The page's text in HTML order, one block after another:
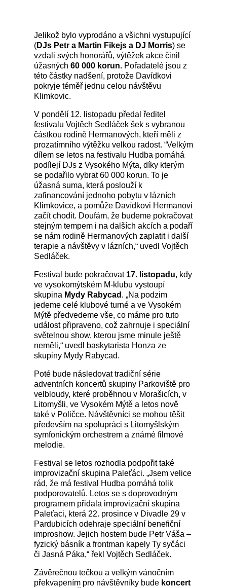
Jelikož bylo vyprodáno a všichni vystupující
(DJs Petr a Martin Fikejs a DJ Morris) se
vzdali svých honorářů, výtěžek akce činil
úžasných 60 000 korun.Pořadatelé jsou z
této částky nadšení, protože Davídkovi
pokryje téměř jednu celou návštěvu
Klimkovic.
V pondělí 12. listopadu předal ředitel
festivalu Vojtěch Sedláček šek s vybranou
částkou rodině Hermanových, kteří měli z
prozatímního výtěžku velkou radost. “Velkým
dílem se letos na festivalu Hudba pomáhá
podílejí DJs z Vysokého Mýta, díky kterým
se podařilo vybrat 60 000 korun. To je
úžasná suma, která poslouží k
zafinancování jednoho pobytu v lázních
Klimkovice, a pomůže Davídkovi Hermanovi
začít chodit. Doufám, že budeme pokračovat
stejným tempem i na dalších akcích a podaří
se nám rodině Hermanových zaplatit i další
terapie a návštěvy v lázních,“ uvedl Vojtěch
Sedláček.
Festival bude pokračovat 17. listopadu, kdy
ve vysokomýtském M-klubu vystoupí
skupina Mydy Rabycad . „Na podzim
jedeme celé klubové turné a ve Vysokém
Mýtě předvedeme vše, co máme pro tuto
událost připraveno, což zahrnuje i speciální
světelnou show, kterou jsme minule ještě
neměli,“ uvedl baskytarista Honza ze
skupiny Mydy Rabycad.
Poté bude následovat tradiční série
adventních koncertů skupiny Parkoviště pro
velbloudy, které proběhnou v Morašicích, v
Litomyšli, ve Vysokém Mýtě a letos nově
také v Poličce. Návštěvníci se mohou těšit
především na spolupráci s Litomyšlským
symfonickým orchestrem a známé filmové
melodie.
Festival se letos rozhodla podpořit také
improvizační skupina Paleťáci. „Jsem velice
rád, že má festival Hudba pomáhá tolik
podporovatelů. Letos se s doprovodným
programem přidala improvizační skupina
Paleťaci, která 22. prosince v Divadle 29 v
Pardubicích odehraje speciální benefiční
improshow. Jejich hostem bude Petr Váša –
fyzický básník a frontman kapely Ty syčáci
či Jasná Páka,“ řekl Vojtěch Sedláček.
Závěrečnou tečkou a velkým vánočním
překvapením pro návštěvníky bude koncert